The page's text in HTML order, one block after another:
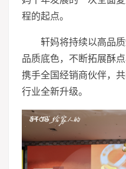
程的起点。
轩妈将持续以高品
品质底色，不断拓展酥
携手全国经销商伙伴，
行业全新升级。